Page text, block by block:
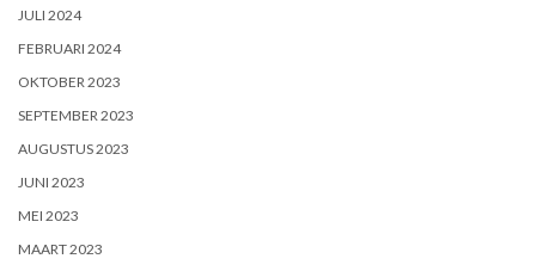
JULI 2024
FEBRUARI 2024
OKTOBER 2023
SEPTEMBER 2023
AUGUSTUS 2023
JUNI 2023
MEI 2023
MAART 2023